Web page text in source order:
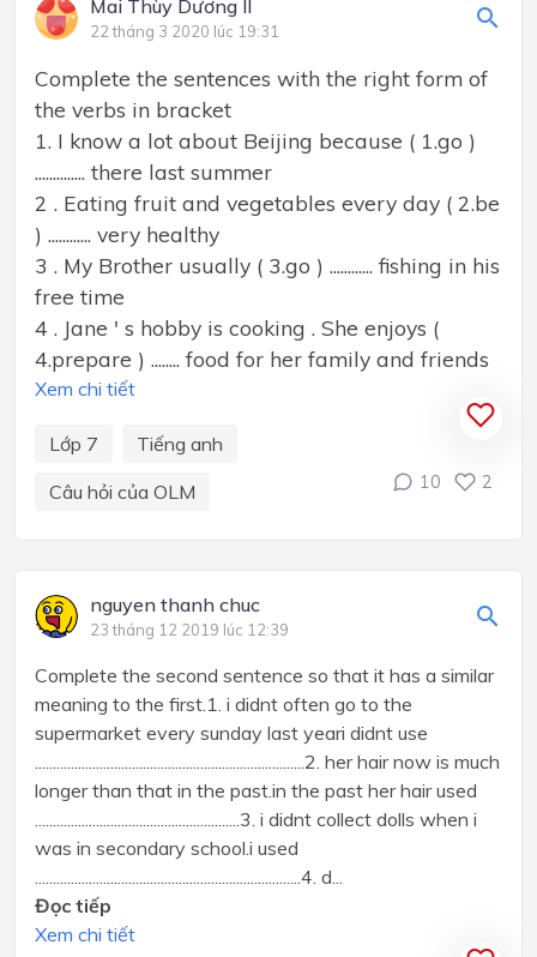
Mai Thùy Dương ll
22 tháng 3 2020 lúc 19:31
Complete the sentences with the right form of
the verbs in bracket
1. I know a lot about Beijing because ( 1.go )
.............. there last summer
2 . Eating fruit and vegetables every day ( 2.be
) ............ very healthy
3 . My Brother usually ( 3.go ) ............ fishing in his
free time
4 . Jane ' s hobby is cooking . She enjoys (
4.prepare ) ........ food for her family and friends
Xem chi tiết
Lớp 7
Tiếng anh
Câu hỏi của OLM
10 2
nguyen thanh chuc
23 tháng 12 2019 lúc 12:39
Complete the second sentence so that it has a similar
meaning to the first.1. i didnt often go to the
supermarket every sunday last yeari didnt use
...........................................................................2. her hair now is much
longer than that in the past.in the past her hair used
.........................................................3. i didnt collect dolls when i
was in secondary school.i used
..........................................................................4. d...
Đọc tiếp
Xem chi tiết